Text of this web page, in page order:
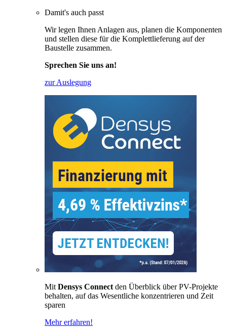
Damit's auch passt
Wir legen Ihnen Anlagen aus, planen die Komponenten
und stellen diese für die Komplettlieferung auf der
Baustelle zusammen.
Sprechen Sie uns an!
zur Auslegung
Mit Densys Connect den Überblick über PV-Projekte
behalten, auf das Wesentliche konzentrieren und Zeit
sparen
Mehr erfahren!